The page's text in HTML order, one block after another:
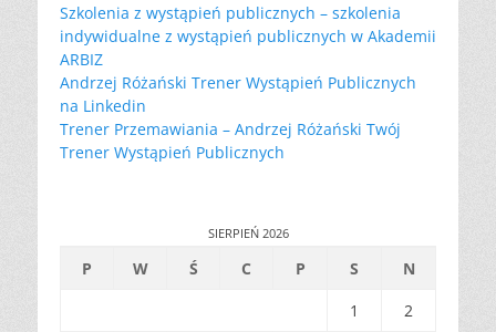
Szkolenia z wystąpień publicznych – szkolenia
indywidualne z wystąpień publicznych w Akademii
ARBIZ
Andrzej Różański Trener Wystąpień Publicznych
na Linkedin
Trener Przemawiania – Andrzej Różański Twój
Trener Wystąpień Publicznych
SIERPIEŃ 2026
P W Ś C P S
N
1
2